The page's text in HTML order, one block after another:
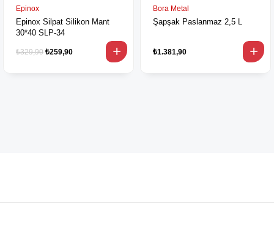
Epinox
Epinox Silpat Silikon Mant
30*40 SLP-34
₺259,90
₺329,90
Bora Metal
Şapşak Paslanmaz 2,5 L
₺1.381,90